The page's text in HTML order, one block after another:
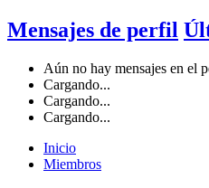
Mensajes de perfil
Aún no hay mensajes en el
Cargando...
Cargando...
Cargando...
Inicio
Miembros